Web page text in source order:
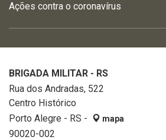
Ações contra o coronavírus
BRIGADA MILITAR - RS
Rua dos Andradas, 522
Centro Histórico
Porto Alegre - RS -
mapa
90020-002